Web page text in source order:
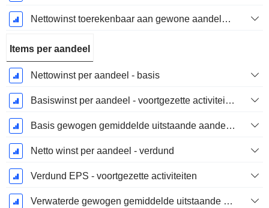
Nettowinst toerekenbaar aan gewone aandelen excl. buitengewone posten
Items per aandeel
Nettowinst per aandeel - basis
Basiswinst per aandeel - voortgezette activiteiten
Basis gewogen gemiddelde uitstaande aandelen
Netto winst per aandeel - verdund
Verdund EPS - voortgezette activiteiten
Verwaterde gewogen gemiddelde uitstaande aandelen